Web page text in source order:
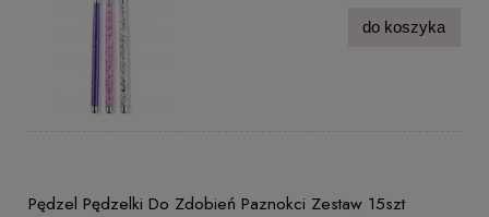
do koszyka
Pędzel Pędzelki Do Zdobień Paznokci Zestaw 15szt